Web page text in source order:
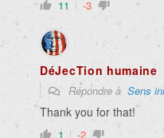
11 -3
DéJecTion humaine
Répondre à Sens
Thank you for that!
1 -2